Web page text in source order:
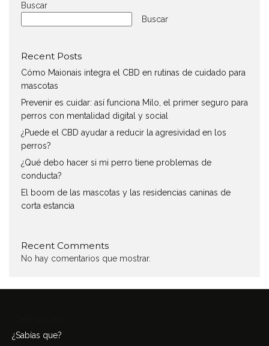
Buscar
Buscar
Recent Posts
Cómo Maionais integra el CBD en rutinas de cuidado para
mascotas
Prevenir es cuidar: así funciona Milo, el primer seguro para
perros con mentalidad digital y social
¿Puede el CBD ayudar a reducir la agresividad en los
perros?
¿Qué debo hacer si mi perro tiene problemas de
conducta?
El boom de las mascotas y las residencias caninas de
corta estancia
Recent Comments
No hay comentarios que mostrar.
¿Sabías que?